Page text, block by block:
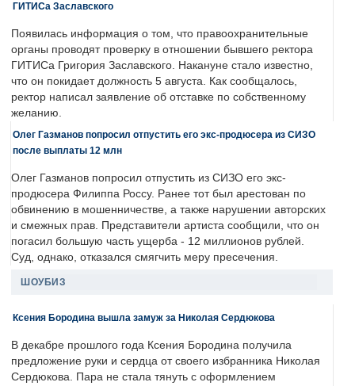
ГИТИСа Заславского
Появилась информация о том, что правоохранительные
органы проводят проверку в отношении бывшего ректора
ГИТИСа Григория Заславского. Накануне стало известно,
что он покидает должность 5 августа. Как сообщалось,
ректор написал заявление об отставке по собственному
желанию.
Олег Газманов попросил отпустить его экс-продюсера из СИЗО
после выплаты 12 млн
Олег Газманов попросил отпустить из СИЗО его экс-
продюсера Филиппа Россу. Ранее тот был арестован по
обвинению в мошенничестве, а также нарушении авторских
и смежных прав. Представители артиста сообщили, что он
погасил большую часть ущерба - 12 миллионов рублей.
Суд, однако, отказался смягчить меру пресечения.
ШОУБИЗ
Ксения Бородина вышла замуж за Николая Сердюкова
В декабре прошлого года Ксения Бородина получила
предложение руки и сердца от своего избранника Николая
Сердюкова. Пара не стала тянуть с оформлением